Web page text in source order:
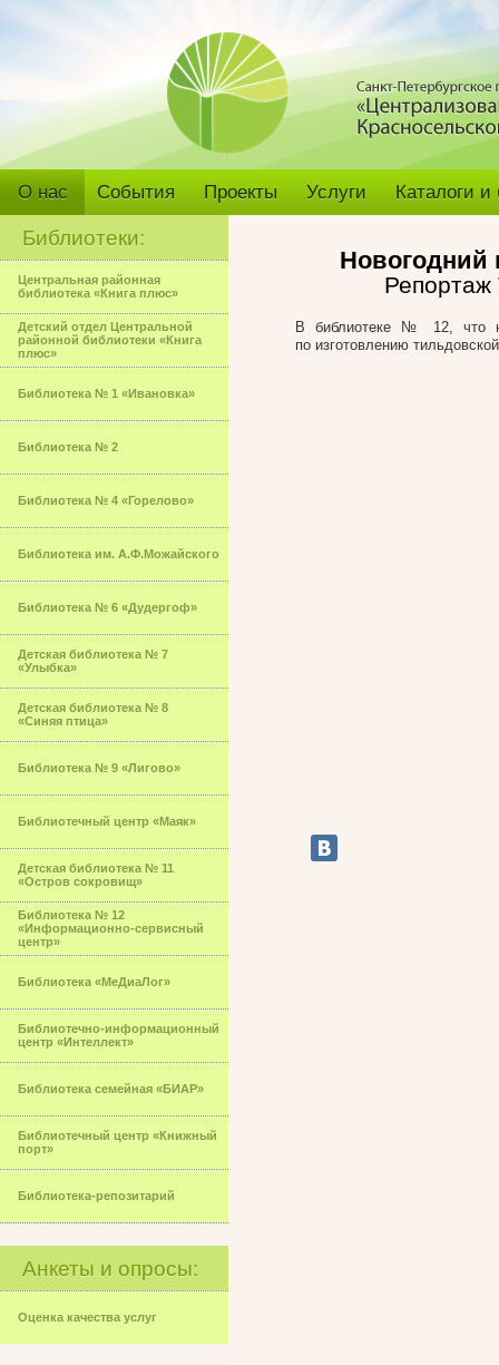
О нас События Проекты Услуги Каталоги
Библиотеки:
Центральная районная
библиотека «Книга плюс»
Детский отдел Центральной
районной библиотеки «Книга
плюс»
Библиотека № 1 «Ивановка»
Библиотека № 2
Библиотека № 4 «Горелово»
Библиотека им. А.Ф.Можайского
Библиотека № 6 «Дудергоф»
Детская библиотека № 7
«Улыбка»
Детская библиотека № 8
«Синяя птица»
Библиотека № 9 «Лигово»
Библиотечный центр «Маяк»
Детская библиотека № 11
«Остров сокровищ»
Библиотека № 12
«Информационно-сервисный
центр»
Библиотека «МеДиаЛог»
Библиотечно-информационный
центр «Интеллект»
Библиотека семейная «БИАР»
Библиотечный центр «Книжный
порт»
Библиотека-репозитарий
Анкеты и опросы:
Оценка качества услуг
Новогодний
Репортаж
В библиотеке № 12, что
по изготовлению